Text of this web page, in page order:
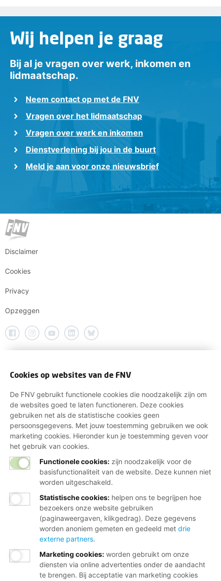
Wij helpen je graag
Bij al je vragen over werk, inkomen en
lidmaatschap.
Neem contact op met de FNV
Vragen over het lidmaatschap
Vragen over werk en inkomen
Dienstverlening bij jou in de buurt
Meld je aan voor onze nieuwsbrief
Disclaimer
Cookies
Privacy
Opzeggen
Cookies op websites van de FNV
De FNV gebruikt functionele cookies die noodzakelijk zijn om
de websites goed te laten functioneren. Deze cookies
gebruiken net als de statistische cookies geen
persoonsgegevens. Met jouw toestemming gebruiken we ook
marketing cookies. Hieronder kun je toestemming geven voor
het gebruik van cookies.
Functionele cookies: zijn noodzakelijk voor de
basisfunctionaliteit van de website. Deze kunnen niet
worden uitgeschakeld.
Statistische cookies: helpen ons te begrijpen hoe
bezoekers onze website gebruiken
(paginaweergaven, klikgedrag). Deze gegevens
worden anoniem gemeten en gedeeld met drie
externe partners.
Marketing cookies: worden gebruikt om onze
diensten via online advertenties onder de aandacht
te brengen. Bij acceptatie van marketing cookies